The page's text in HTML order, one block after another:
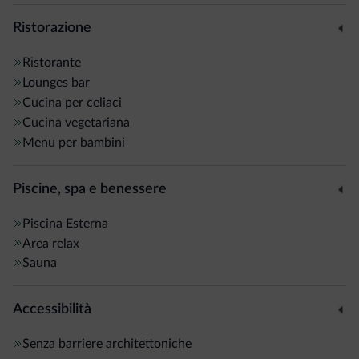
Ristorazione
Ristorante
Lounges bar
Cucina per celiaci
Cucina vegetariana
Menu per bambini
Piscine, spa e benessere
Piscina Esterna
Area relax
Sauna
Accessibilità
Senza barriere architettoniche